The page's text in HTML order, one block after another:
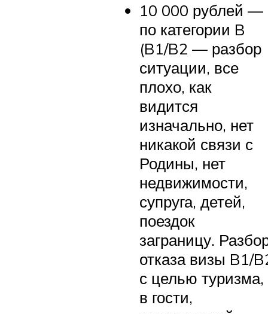
10 000 рублей —
по категории B
(B1/B2 — разбор
ситуации, все
плохо, как
видится
изначально, нет
никакой связи с
Родины, нет
недвижимости,
супруга, детей,
поездок
заграницу.
отказа визы B1/
с целью туризма,
в гости,